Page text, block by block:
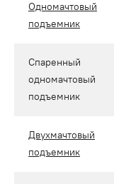
Одномачтовый
подъемник
Спаренный
одномачтовый
подъемник
Двухмачтовый
подъемник